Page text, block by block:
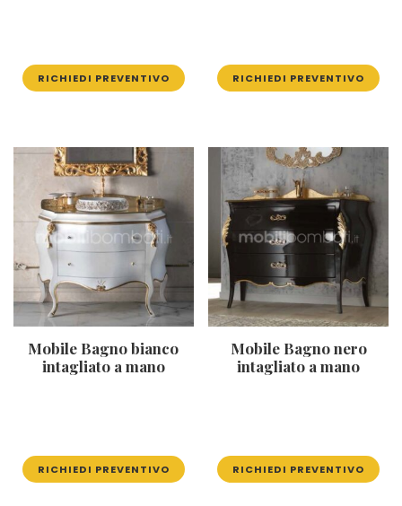
RICHIEDI PREVENTIVO RICHIEDI PREVENTIVO
Mobile Bagno bianco
intagliato a mano
RICHIEDI PREVENTIVO
Mobile Bagno nero
intagliato a mano
RICHIEDI PREVENTIVO